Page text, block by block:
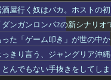
まる♥
問題がこれｗｗｗｗ
ード’
2の新シナリオでは、人気キ
フィギュアになるwww
マイスドライバー」ほか【
映像、公開される。医療従事
酒屋行く奴はバカ。ホストの
ダンガンロンパ2の新シナリオ
った「ゲーム叩き」が世の中
っきり言う、ジャングリア
とんでもない手抜きをしてし